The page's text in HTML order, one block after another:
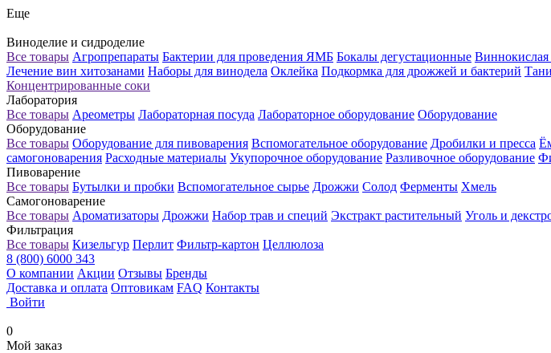
Еще
Виноделие и сидроделие
Все товары Агропрепараты Бактерии для проведения ЯМБ Бокалы дегустационные Виннокислая
Лечение вин хитозанами Наборы для винодела Оклейка Подкормка для дрожжей и бактерий
Концентрированные соки
Лаборатория
Все товары Ареометры Лабораторная посуда Лабораторное оборудование Оборудование
Оборудование
Все товары Оборудование для пивоварения Вспомогательное оборудование Дробилки и пресса
самогоноварения Расходные материалы Укупорочное оборудование Разливочное оборудование
Пивоварение
Все товары Бутылки и пробки Вспомогательное сырье Дрожжи Солод Ферменты Хмель
Самогоноварение
Все товары Ароматизаторы Дрожжи Набор трав и специй Экстракт растительный Уголь и
Фильтрация
Все товары Кизельгур Перлит Фильтр-картон Целлюлоза
8 (800) 6000 343
О компании Акции Отзывы Бренды
Доставка и оплата Оптовикам FAQ Контакты
Войти
0
Мой заказ